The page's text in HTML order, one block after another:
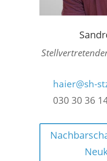
haier@sh-
030 30 36